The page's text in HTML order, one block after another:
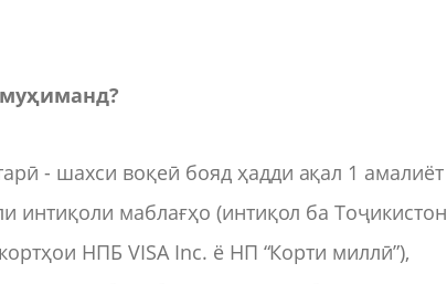
- шахси воқеӣ бояд ҳадди ақал 1 амалиёт
интиқоли маблағҳо (интиқол ба Тоҷикистон
НПБ VISA Inc. ё НП “Корти миллӣ”),